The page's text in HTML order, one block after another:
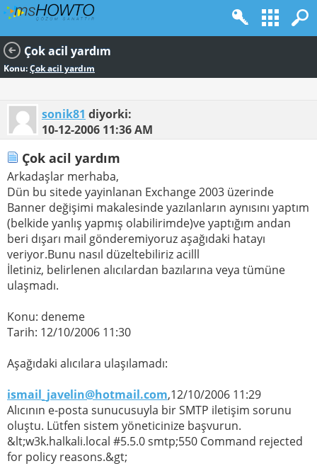
Çok acil yardım
Konu:Çok acil yardım
sonik81 diyorki:
10-12-2006 11:36 AM
Çok acil yardım
Arkadaşlar merhaba,
Dün bu sitede yayinlanan Exchange 2003 üzerinde
Banner değişimi makalesinde yazılanların aynısını yaptım
(belkide yanlış yapmış olabilirimde)ve yaptığım andan
beri dışarı mail gönderemiyoruz aşağıdaki hatayı
veriyor.Bunu nasıl düzeltebiliriz acilll
İletiniz, belirlenen alıcılardan bazılarına veya tümüne
ulaşmadı.
Konu: deneme
Tarih: 12/10/2006 11:30
Aşağıdaki alıcılara ulaşılamadı:
ismail_javelin@hotmail.com,12/10/2006 11:29
Alıcının e-posta sunucusuyla bir SMTP iletişim sorunu
oluştu. Lütfen sistem yöneticinize başvurun.
&lt;w3k.halkali.local #5.5.0 smtp;550 Command rejected
for policy reasons.&gt;